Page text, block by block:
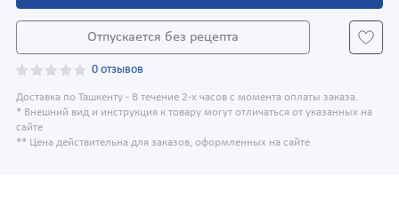
Отпускается без рецепта
0 отзывов
Доставка по Ташкенту - В течение 2-х часов с момента оплаты заказа.
* Внешний вид и инструкция к товару могут отличаться от указанных на
сайте
** Цена действительна для заказов, оформленных на сайте